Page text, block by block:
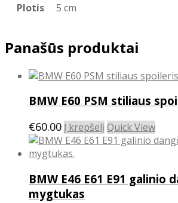
Plotis 5 cm
Panašūs produktai
BMW E60 PSM stiliaus
€60.00 Į krepšelį Quick View
BMW E46 E61 E91 galinio
mygtukas